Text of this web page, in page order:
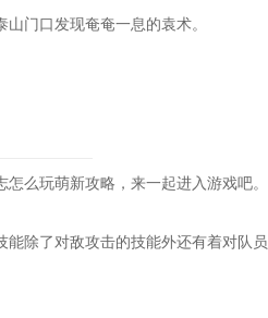
门口发现奄奄一息的袁术。
么玩萌新攻略，来一起进入游戏吧。
除了对敌攻击的技能外还有着对队员